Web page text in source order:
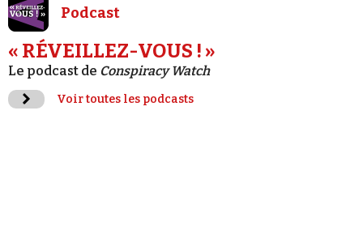
Podcast
« RÉVEILLEZ-VOUS ! »
Le podcast de Conspiracy Watch
Voir toutes les podcasts